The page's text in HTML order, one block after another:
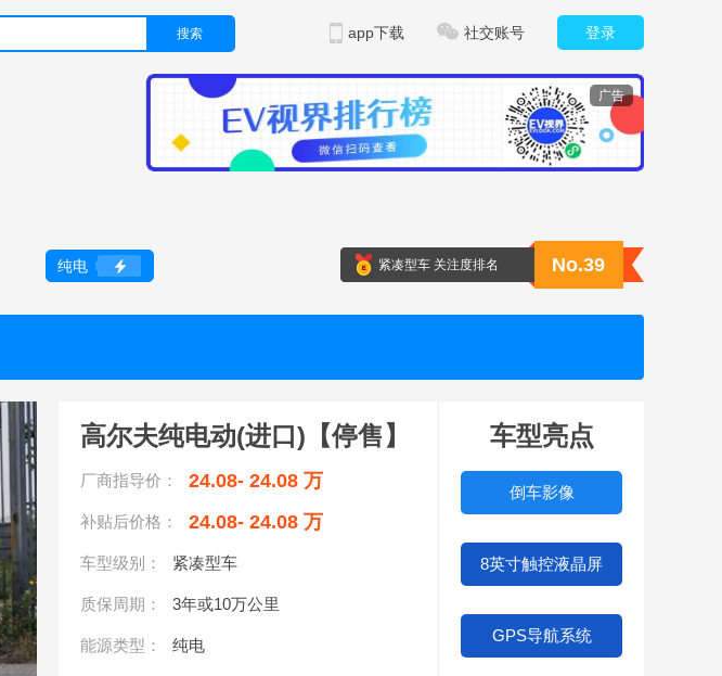
搜索 登录
社交账号
app下载
广告
纯电 紧凑型车 关注度排名 No.39
高尔夫纯电动(进口)【停售】
厂商指导价： 24.08- 24.08 万
补贴后价格： 24.08- 24.08 万
车型级别： 紧凑型车
质保周期： 3年或10万公里
能源类型： 纯电
车型亮点
倒车影像
8英寸触控液晶屏
GPS导航系统